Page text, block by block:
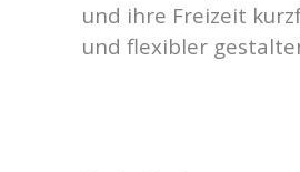
und ihre Freizeit
und flexibler